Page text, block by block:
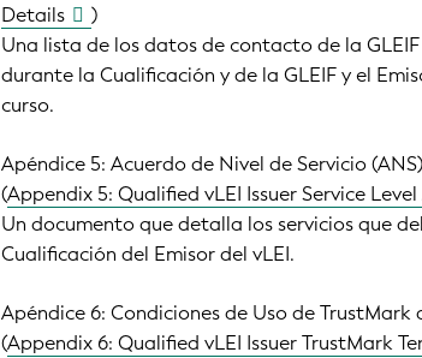
Details
)
Una lista de los datos de contacto de la
durante la Cualificación y de la GLEIF y el
curso.
Apéndice 5: Acuerdo de Nivel de Servicio
(Appendix 5: Qualified vLEI Issuer Service
Un documento que detalla los servicios que
Cualificación del Emisor del vLEI.
Apéndice 6: Condiciones de Uso de TrustMark
(Appendix 6: Qualified vLEI Issuer TrustMark